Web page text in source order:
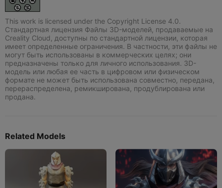
This work is licensed under the Copyright License 4.0.
Стандартная лицензия Файлы 3D-моделей, продаваемые на
Creality Cloud, доступны по стандартной лицензии, которая
имеет определенные ограничения. В частности, эти файлы не
могут быть использованы в коммерческих целях; они
предназначены только для личного использования. 3D-
модель или любая ее часть в цифровом или физическом
формате не может быть использована совместно, передана,
перераспределена, ремикширована, продублирована или
продана.
Related Models